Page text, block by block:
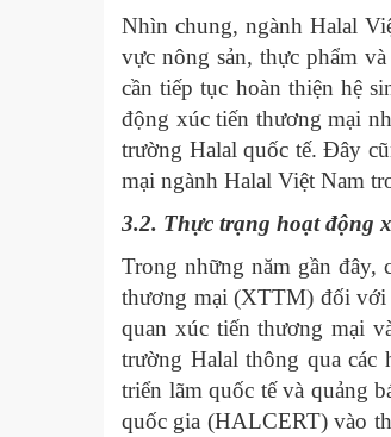
Nhìn chung, ngành Halal
vực nông sản, thực phẩm
cần tiếp tục hoàn thiện hệ
động xúc tiến thương mại
trường Halal quốc tế. Đây
mại ngành Halal Việt Nam
3.2. Thực trạng hoạt động
Trong những năm gần đây,
thương mại (XTTM) đối với
quan xúc tiến thương mại
trường Halal thông qua
triển lãm quốc tế và quảng
quốc gia (HALCERT) vào